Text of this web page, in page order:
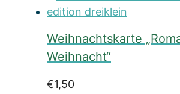
Weihnachtskarte
Weihnacht“
€1,50